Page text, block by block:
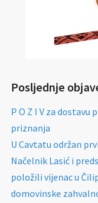
Posljednje
P O Z I V za
priznanja
U Cavtatu održan
Načelnik Lasić i
položili vijenac u
domovinske